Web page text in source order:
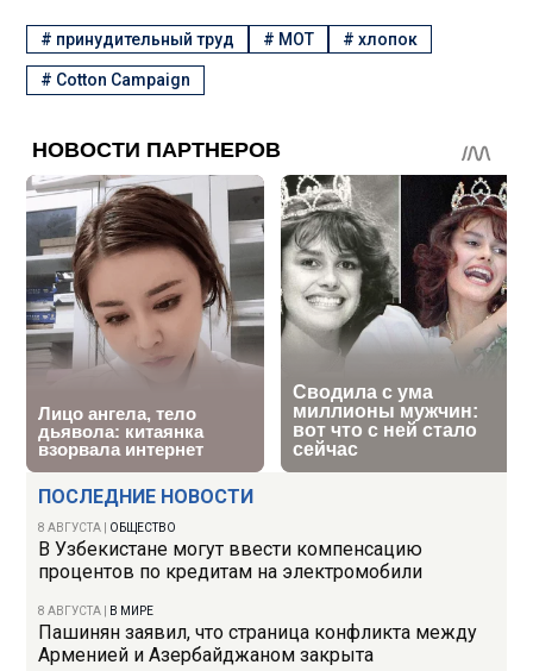
ПОСЛЕДНИЕ НОВОСТИ
8 АВГУСТА ОБЩЕСТВО
В Узбекистане могут ввести компенсацию
процентов по кредитам на электромобили
8 АВГУСТА В МИРЕ
Пашинян заявил, что страница конфликта между
Арменией и Азербайджаном закрыта
# принудительный труд # МОТ # хлопок
# Cotton Campaign